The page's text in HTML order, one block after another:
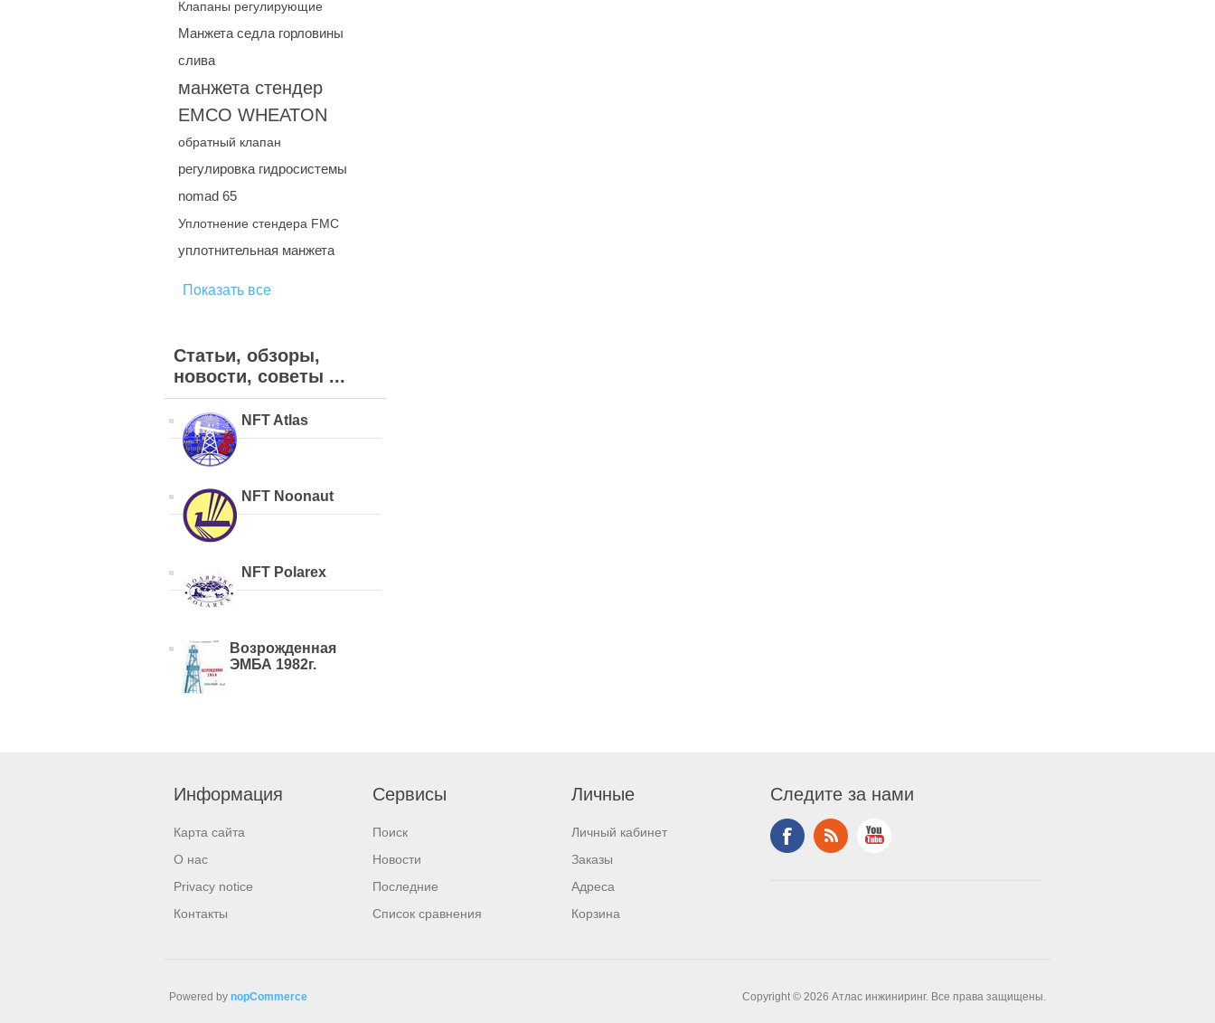
Клапаны регулирующие
Манжета седла горловины
слива
манжета стендер
EMCO WHEATON
обратный клапан
регулировка гидросистемы
nomad 65
Уплотнение стендера FMC
уплотнительная манжета
Показать все
Статьи, обзоры,
новости, советы ...
NFT Atlas
NFT Noonaut
NFT Polarex
Возрожденная
ЭМБА 1982г.
Информация
Карта сайта
О нас
Privacy notice
Контакты
Сервисы
Поиск
Новости
Последние
Список сравнения
Личные
Личный кабинет
Заказы
Адреса
Корзина
Следите за нами
Copyright © 2026 Атлас инжиниринг. Все права защищены.
Powered by nopCommerce